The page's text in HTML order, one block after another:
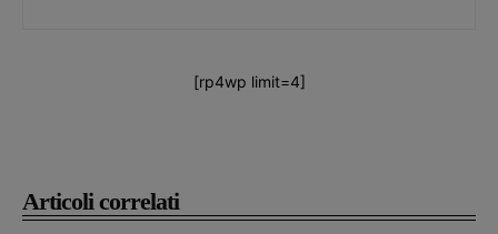
Articoli correlati
[rp4wp limit=4]